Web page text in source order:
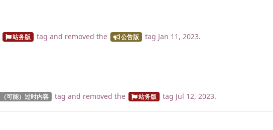
站务版 tag and removed the 公告版 tag Jan 11, 2023.
（可能）过时内容 tag and removed the 站务版 tag Jul 12, 2023.